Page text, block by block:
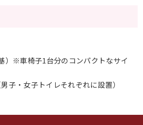
）※車椅子1台分のコンパクトなサイ
子・女子トイレそれぞれに設置）